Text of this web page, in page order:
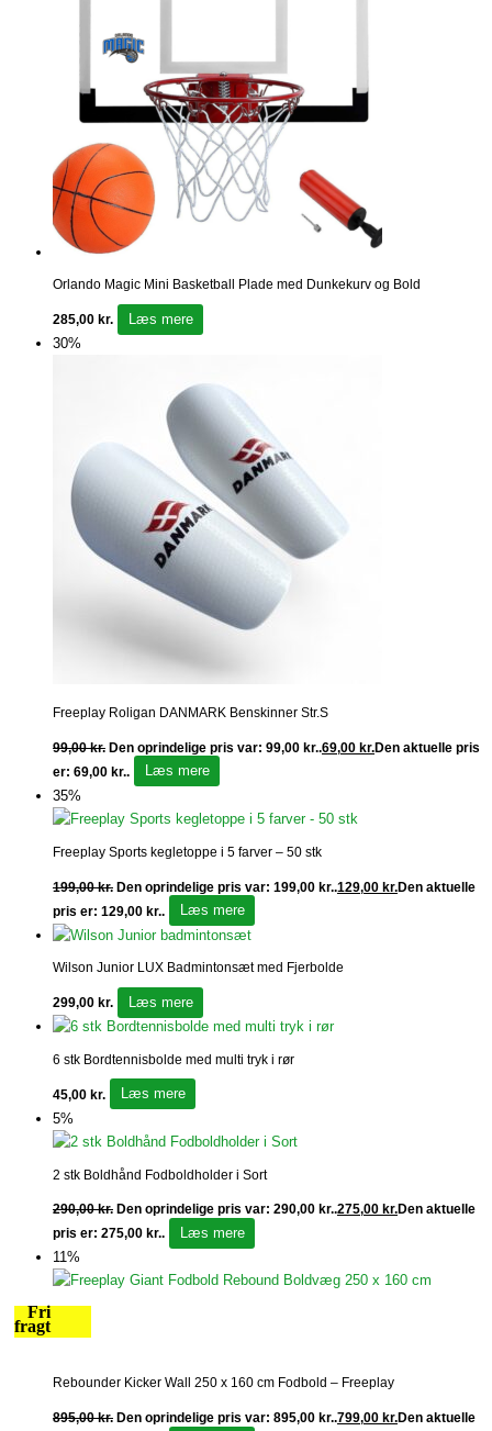
Orlando Magic Mini Basketball Plade med Dunkekurv og Bold
285,00 kr.
Læs mere
30%
Freeplay Roligan DANMARK Benskinner Str.S
99,00kr. Den oprindelige pris var: 99,00 kr..69,00 kr.Den aktuelle pris
er: 69,00 kr..
Læs mere
35%
Freeplay Sports kegletoppe i 5 farver – 50 stk
199,00kr. Den oprindelige pris var: 199,00 kr..129,00 kr.Den aktuelle
pris er: 129,00 kr..
Læs mere
Wilson Junior LUX Badmintonsæt med Fjerbolde
299,00 kr. Læs mere
6 stk Bordtennisbolde med multi tryk i rør
45,00 kr.
Læs mere
5%
2 stk Boldhånd Fodboldholder i Sort
290,00kr. Den oprindelige pris var: 290,00 kr..275,00 kr.Den aktuelle
pris er: 275,00 kr..
Læs mere
11%
Fri
fragt
Rebounder Kicker Wall 250 x 160 cm Fodbold – Freeplay
895,00kr. Den oprindelige pris var: 895,00 kr..799,00 kr.Den aktuelle